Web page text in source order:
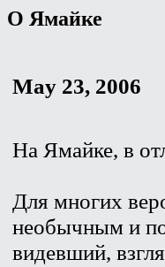
О Ямайке
May 23, 2006
На Ямайке, в
Для многих
необычным и
видевший,